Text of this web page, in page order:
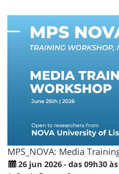
MPS_NOVA: Media
26 jun 2026 - das 09h30